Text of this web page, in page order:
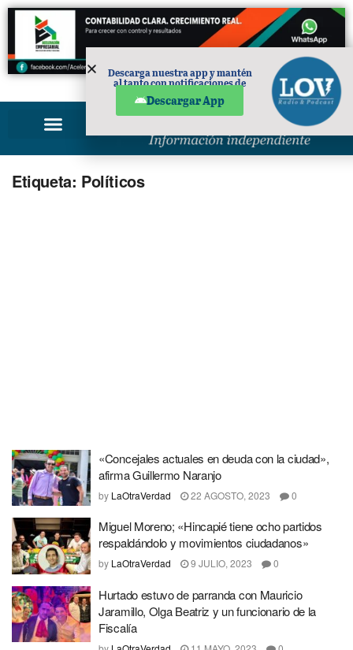
PUBLICIDAD
Etiqueta: Políticos
«Concejales actuales en deuda con la ciudad»,
afirma Guillermo Naranjo
by LaOtraVerdad 22 AGOSTO, 2023 0
Miguel Moreno; «Hincapié tiene ocho partidos
respaldándolo y movimientos ciudadanos»
by LaOtraVerdad 9 JULIO, 2023 0
Hurtado estuvo de parranda con Mauricio
Jaramillo, Olga Beatriz y un funcionario de la
Fiscalía
Descarga nuestra app y mantén
al tanto con notificaciones de
Descargar App